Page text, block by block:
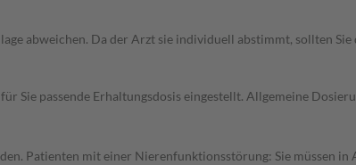
abweichen. Da der Arzt sie individuell abstimmt, sollten
Sie passende Erhaltungsdosis eingestellt. Allgemeine
Patienten mit einer Nierenfunktionsstörung: Sie müssen